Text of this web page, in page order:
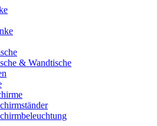
& Wandtische